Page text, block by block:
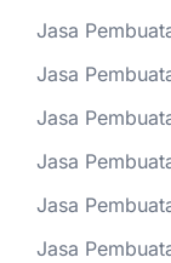
Jasa
Jasa
Jasa
Jasa
Jasa
Jasa